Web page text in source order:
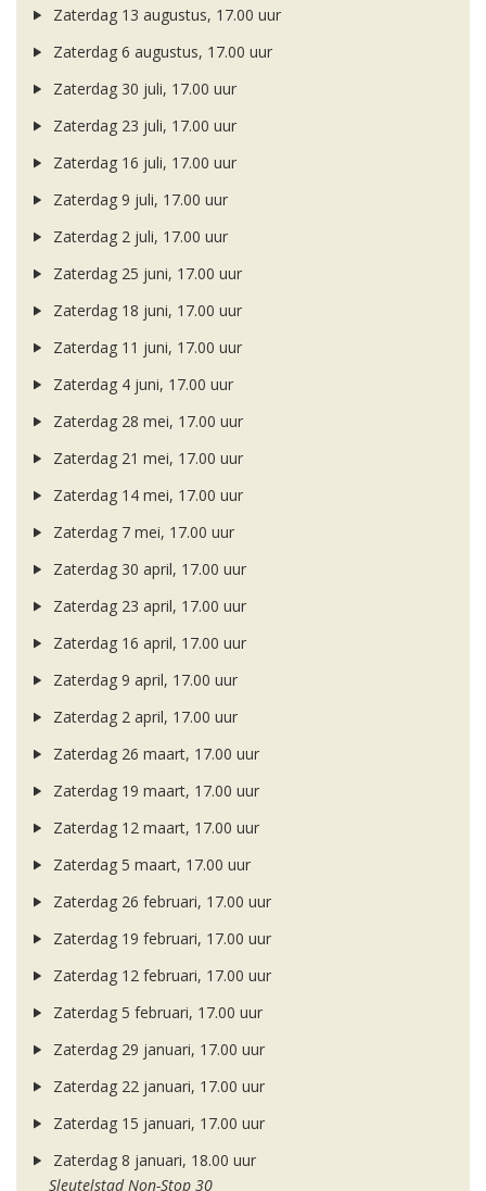
Zaterdag 13 augustus, 17.00 uur
Zaterdag 6 augustus, 17.00 uur
Zaterdag 30 juli, 17.00 uur
Zaterdag 23 juli, 17.00 uur
Zaterdag 16 juli, 17.00 uur
Zaterdag 9 juli, 17.00 uur
Zaterdag 2 juli, 17.00 uur
Zaterdag 25 juni, 17.00 uur
Zaterdag 18 juni, 17.00 uur
Zaterdag 11 juni, 17.00 uur
Zaterdag 4 juni, 17.00 uur
Zaterdag 28 mei, 17.00 uur
Zaterdag 21 mei, 17.00 uur
Zaterdag 14 mei, 17.00 uur
Zaterdag 7 mei, 17.00 uur
Zaterdag 30 april, 17.00 uur
Zaterdag 23 april, 17.00 uur
Zaterdag 16 april, 17.00 uur
Zaterdag 9 april, 17.00 uur
Zaterdag 2 april, 17.00 uur
Zaterdag 26 maart, 17.00 uur
Zaterdag 19 maart, 17.00 uur
Zaterdag 12 maart, 17.00 uur
Zaterdag 5 maart, 17.00 uur
Zaterdag 26 februari, 17.00 uur
Zaterdag 19 februari, 17.00 uur
Zaterdag 12 februari, 17.00 uur
Zaterdag 5 februari, 17.00 uur
Zaterdag 29 januari, 17.00 uur
Zaterdag 22 januari, 17.00 uur
Zaterdag 15 januari, 17.00 uur
Zaterdag 8 januari, 18.00 uur
Sleutelstad Non-Stop 30